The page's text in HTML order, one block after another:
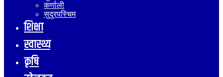
कर्णाली
सुदुरपस्चिम
शिक्षा
स्वास्थ्य
कृषि